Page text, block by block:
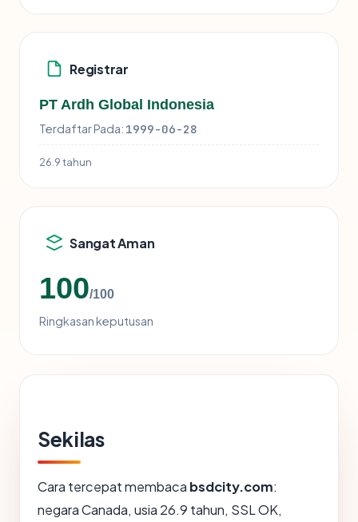
Registrar
PT Ardh Global Indonesia
Terdaftar Pada: 1999-06-28
26.9 tahun
Sangat Aman
100/100
Ringkasan keputusan
Sekilas
Cara tercepat membaca bsdcity.com:
negara Canada, usia 26.9 tahun, SSL OK,